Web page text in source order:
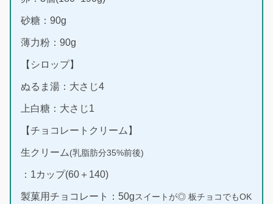
砂糖：90g
薄力粉：90g
【シロップ】
ぬるま湯：大さじ4
上白糖：大さじ1
【チョコレートクリーム】
生クリーム(乳脂肪分35%前後)
：1カップ(60＋140)
製菓用チョコレート：50gスイートが◎ 板チョコでもOK